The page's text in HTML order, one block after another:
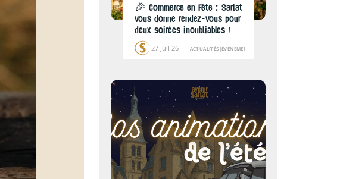
🎉 Commerce en Fête : Sarlat
vous donne rendez-vous pour
deux soirées inoubliables !
27 Juil 26 ACTUALITÉS |ÉVÉNEMENTS